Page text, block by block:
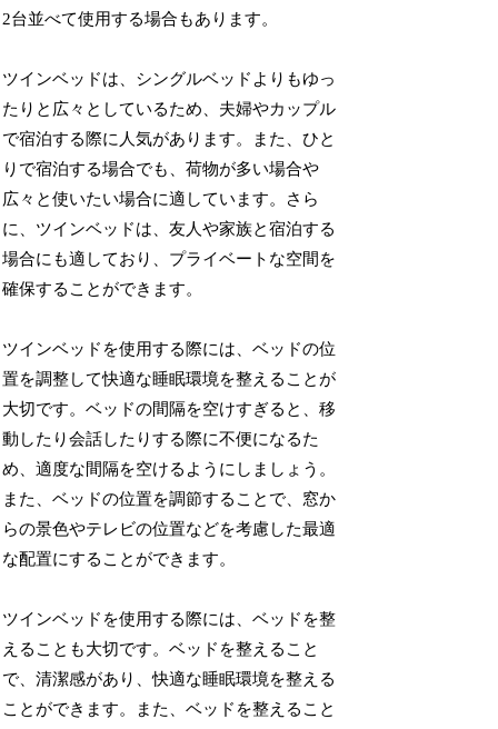
2台並べて使用する場合もあります。
ツインベッドは、シングルベッドよりもゆっ
たりと広々としているため、夫婦やカップル
で宿泊する際に人気があります。また、ひと
りで宿泊する場合でも、荷物が多い場合や
広々と使いたい場合に適しています。さら
に、ツインベッドは、友人や家族と宿泊する
場合にも適しており、プライベートな空間を
確保することができます。
ツインベッドを使用する際には、ベッドの位
置を調整して快適な睡眠環境を整えることが
大切です。ベッドの間隔を空けすぎると、移
動したり会話したりする際に不便になるた
め、適度な間隔を空けるようにしましょう。
また、ベッドの位置を調節することで、窓か
らの景色やテレビの位置などを考慮した最適
な配置にすることができます。
ツインベッドを使用する際には、ベッドを整
えることも大切です。ベッドを整えること
で、清潔感があり、快適な睡眠環境を整える
ことができます。また、ベッドを整えること